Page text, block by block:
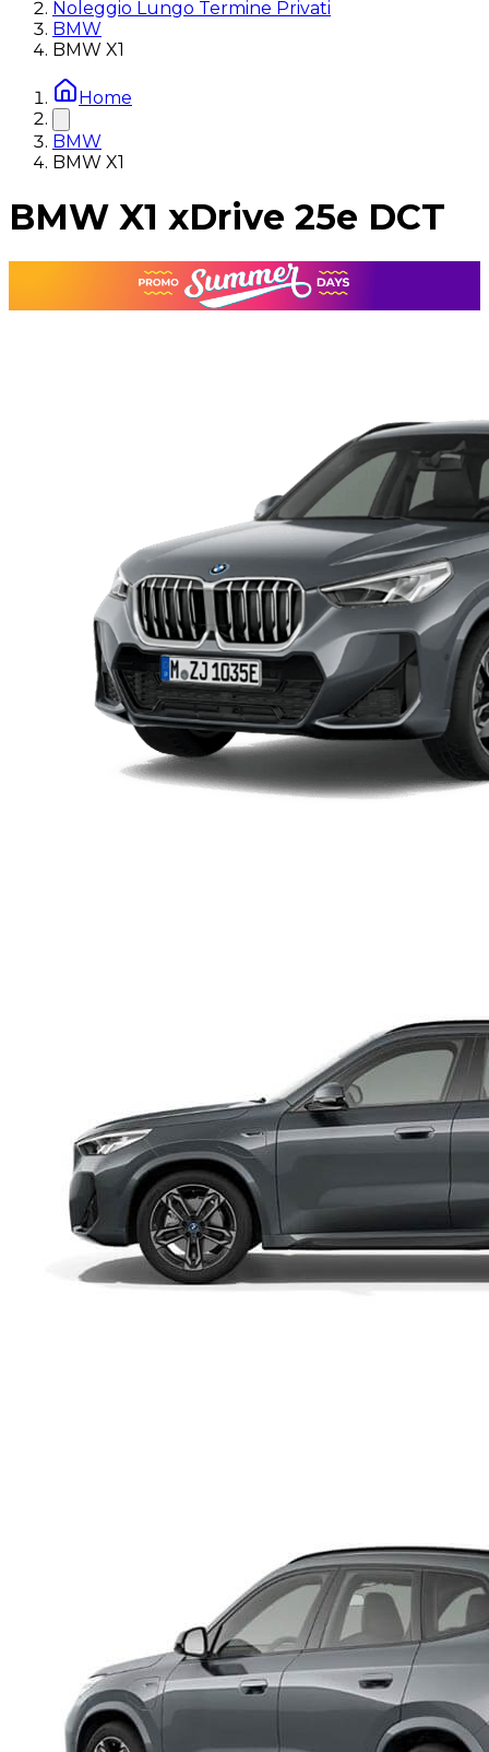
Noleggio Lungo Termine Privati
BMW
BMW X1
Home
BMW
BMW X1
BMW X1 xDrive 25e DCT